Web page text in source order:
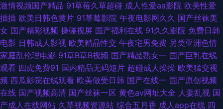
士在线播放 日本黄色网入口站 成全影院 人妖tsav 97一本道dy亚洲一区 欧美
日韩高清 91香蕉综合操网 欧美fr 终极导航 狼人综合网 夜夜偷天 激情在线网
亚洲日韩欧美85页 国人影院 丫丫色导航 国产精品爽爽v 午夜福利据场 国产
高清视频色拍 三级国产裸 成人又黄 日本熟妇色视频 白丝喷水喷浆 欧一美一
激情视频国产精品 91草莓久草超碰 成人性爱aa影院 欧美性爱
插插 欧美日韩色黄片 91草莓影院 午夜电影网久久 国产丝袜美
女 国产精彩视频 操碰视屏 国产福利在线 91久久影院 免费日韩
电影 日韩成人影视 欧美精品性交 午夜宅男免费 另类亚洲色情
家庭乱伦理电影 91草B草B视频 国产精品熟女一 国产巨乳在线
观看 四虎免费91 国内精品无码短片 超碰成人操操 欧美猛交视
频 西瓜影院在线观看 欧美做受日韩 国产在线一 国产原创视频
在线 国产视频高清 国产丝袜一区 黄色av网址大全 人妻乱视 国
产成人在线网站 久草视频资源站 综合五月香 成人app在线 四